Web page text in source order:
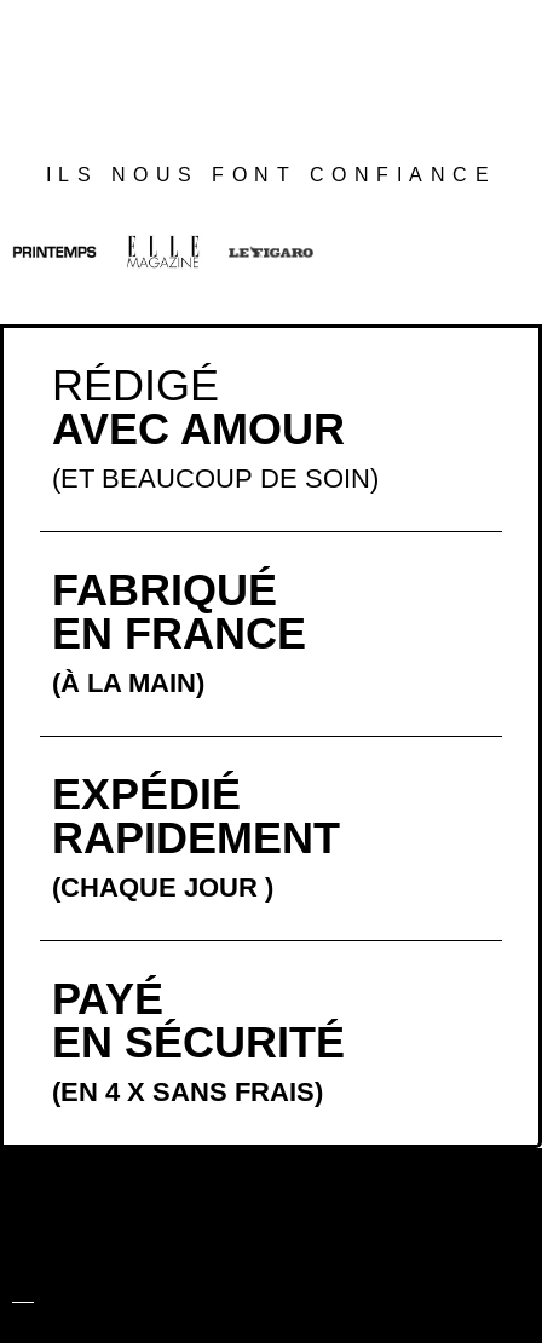
ILS NOUS FONT CONFIANCE
RÉDIGÉ
AVEC AMOUR
(ET BEAUCOUP DE SOIN)
FABRIQUÉ
EN FRANCE
(À LA MAIN)
EXPÉDIÉ
RAPIDEMENT
(CHAQUE JOUR )
PAYÉ
EN SÉCURITÉ
(EN 4 X SANS FRAIS)